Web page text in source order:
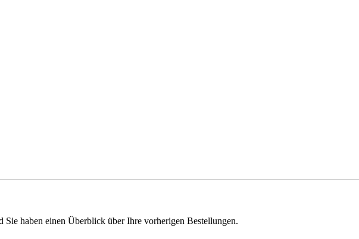
haben einen Überblick über Ihre vorherigen Bestellungen.